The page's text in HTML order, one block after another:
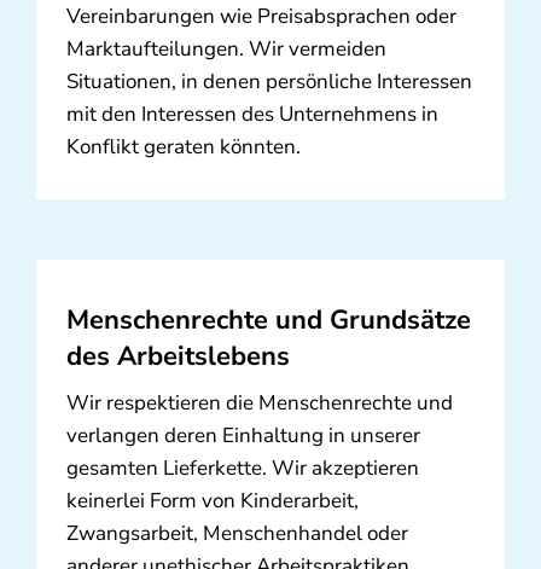
Vereinbarungen wie Preisabsprachen oder
Marktaufteilungen. Wir vermeiden
Situationen, in denen persönliche Interessen
mit den Interessen des Unternehmens in
Konflikt geraten könnten.
Menschenrechte und Grundsätze
des Arbeitslebens
Wir respektieren die Menschenrechte und
verlangen deren Einhaltung in unserer
gesamten Lieferkette. Wir akzeptieren
keinerlei Form von Kinderarbeit,
Zwangsarbeit, Menschenhandel oder